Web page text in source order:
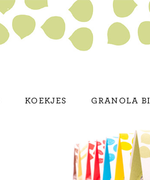
KOEKJES GRANOLA